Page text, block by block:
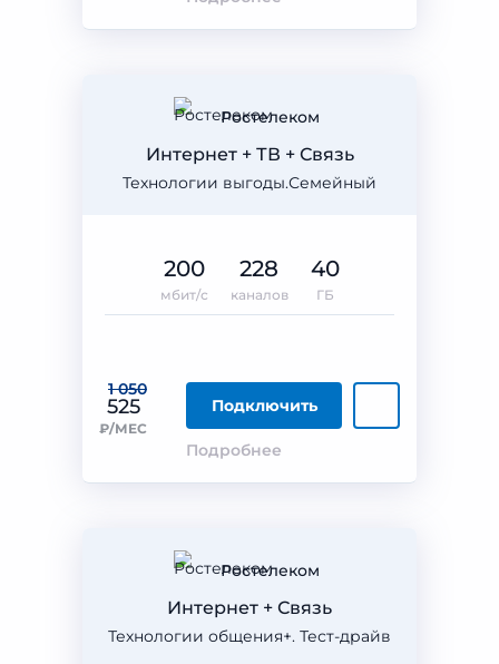
Ростелеком
Технологии выгоды.Семейный
Интернет + ТВ + Связь
1 050
525
₽/МЕС
Подключить
Подробнее
200
мбит/с
228
каналов
40
ГБ
Ростелеком
Технологии общения+. Тест-драйв
Интернет + Связь